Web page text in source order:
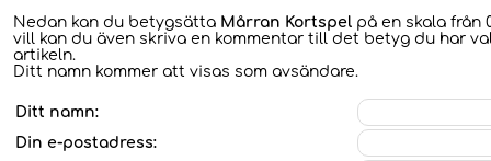
Nedan kan du betygsätta Mårran Kortspel på en skala från
vill kan du även skriva en kommentar till det betyg du har
artikeln.
Ditt namn kommer att visas som avsändare.
Ditt namn:
Din e-postadress: